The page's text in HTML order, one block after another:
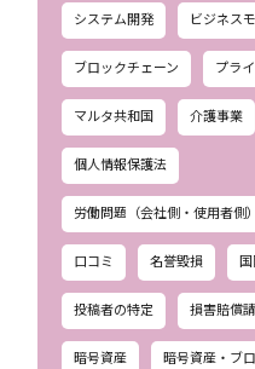
システム開発 ビジネス
ブロックチェーン プラ
マルタ共和国 介護事業
個人情報保護法
労働問題（会社側・使用者側）
口コミ 名誉毀損
投稿者の特定 損害賠償
暗号資産 暗号資産・ブ